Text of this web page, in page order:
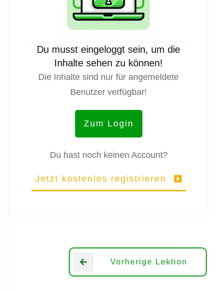
Du musst eingeloggt sein, um die
Inhalte sehen zu können!
Die Inhalte sind nur für angemeldete
Benutzer verfügbar!
Zum Login
Du hast noch keinen Account?
Jetzt kostenlos registrieren
Vorherige Lektion